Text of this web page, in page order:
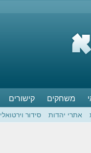
משחקים קישורים
אתרי יהדות סידור וירטואלי